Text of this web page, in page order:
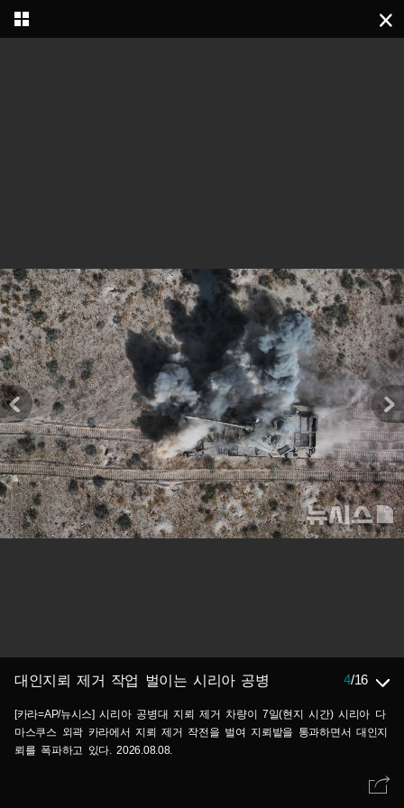
대인지뢰 제거 작업 벌이는 시리아 공병 4/16
[카라=AP/뉴시스] 시리아 공병대 지뢰 제거 차량이 7일(현지 시간) 시리아 다
마스쿠스 외곽 카라에서 지뢰 제거 작전을 벌여 지뢰밭을 통과하면서 대인지
뢰를 폭파하고 있다. 2026.08.08.